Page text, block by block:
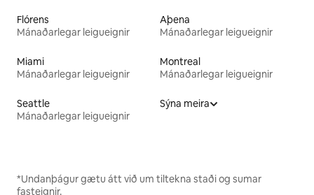
Flórens
Mánaðarlegar leigueignir
Aþena
Mánaðarlegar leigueignir
Miami
Mánaðarlegar leigueignir
Montreal
Mánaðarlegar leigueignir
Seattle
Mánaðarlegar leigueignir
Sýna meira
*Undanþágur gætu átt við um tiltekna staði og sumar
fasteignir.